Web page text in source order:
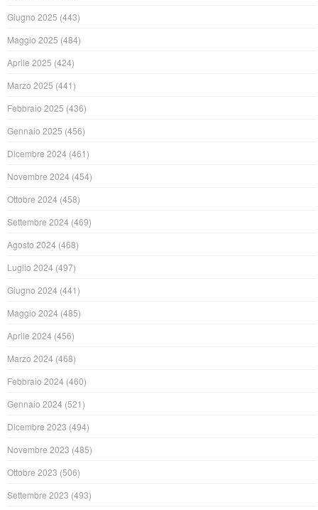
Giugno 2025 (443)
Maggio 2025 (484)
Aprile 2025 (424)
Marzo 2025 (441)
Febbraio 2025 (436)
Gennaio 2025 (456)
Dicembre 2024 (461)
Novembre 2024 (454)
Ottobre 2024 (458)
Settembre 2024 (469)
Agosto 2024 (468)
Luglio 2024 (497)
Giugno 2024 (441)
Maggio 2024 (485)
Aprile 2024 (456)
Marzo 2024 (468)
Febbraio 2024 (460)
Gennaio 2024 (521)
Dicembre 2023 (494)
Novembre 2023 (485)
Ottobre 2023 (506)
Settembre 2023 (493)